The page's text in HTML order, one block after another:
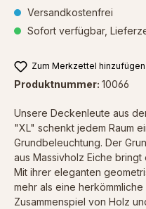
Versandkostenfrei
Sofort verfügbar,
Zum Merkzettel hinzufügen
Produktnummer: 10066
Unsere Deckenleute aus
"XL" schenkt jedem Raum
Grundbeleuchtung. Der
aus Massivholz Eiche bringt
Mit ihrer eleganten
mehr als eine
Zusammenspiel von Holz